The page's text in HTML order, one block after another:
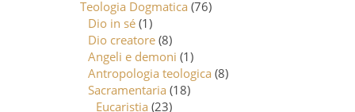
Teologia Dogmatica (76)
Dio in sé (1)
Dio creatore (8)
Angeli e demoni (1)
Antropologia teologica (8)
Sacramentaria (18)
Eucaristia (23)